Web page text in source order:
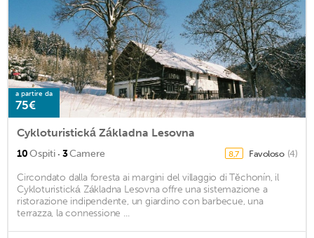
a partire da
75€
Cykloturistická Základna Lesovna
10Ospiti · 3Camere 8,7 Favoloso (4)
Circondato dalla foresta ai margini del villaggio di Těchonín, il
Cykloturistická Základna Lesovna offre una sistemazione a
ristorazione indipendente, un giardino con barbecue, una
terrazza, la connessione ...